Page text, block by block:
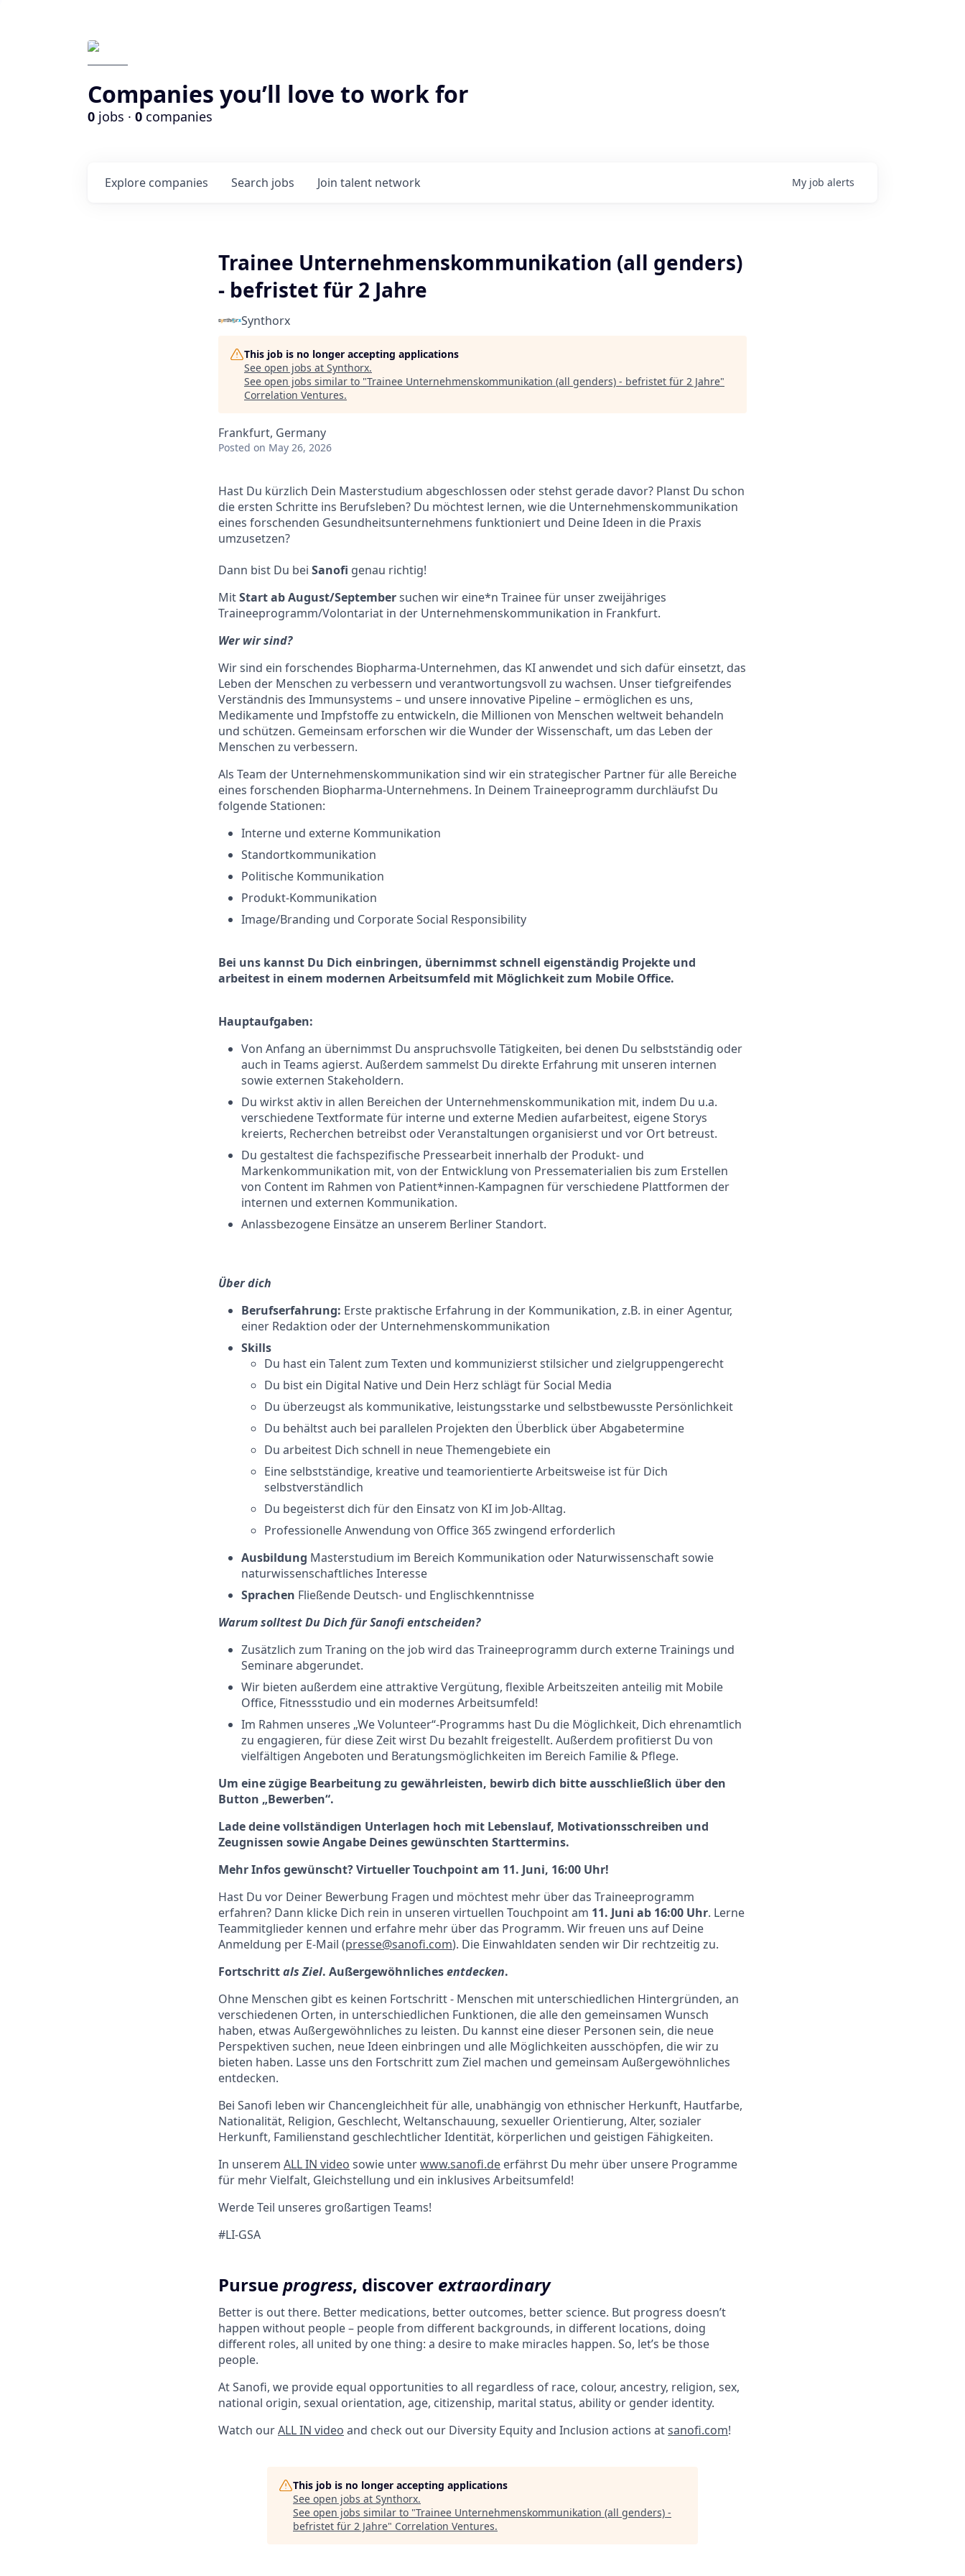
Companies you’ll love to work for
0 jobs · 0 companies
Search jobs
Explore companies Join talent network My job alerts
Trainee Unternehmenskommunikation (all genders)
- befristet für 2 Jahre
Synthorx
This job is no longer accepting applications
See open jobs at Synthorx.
See open jobs similar to "Trainee Unternehmenskommunikation (all genders) - befristet für 2 Jahre"
Correlation Ventures.
Frankfurt, Germany
Posted on May 26, 2026
Hast Du kürzlich Dein Masterstudium abgeschlossen oder stehst gerade davor? Planst Du schon
die ersten Schritte ins Berufsleben? Du möchtest lernen, wie die Unternehmenskommunikation
eines forschenden Gesundheitsunternehmens funktioniert und Deine Ideen in die Praxis
umzusetzen?
Dann bist Du bei Sanofi genau richtig!
MitStart ab August/Septembersuchen wir eine*n Trainee für unser zweijähriges
Traineeprogramm/Volontariat in der Unternehmenskommunikation in Frankfurt.
Wer wir sind?
Wir sind ein forschendes Biopharma-Unternehmen, das KI anwendet und sich dafür einsetzt, das
Leben der Menschen zu verbessern und verantwortungsvoll zu wachsen. Unser tiefgreifendes
Verständnis des Immunsystems – und unsere innovative Pipeline – ermöglichen es uns,
Medikamente und Impfstoffe zu entwickeln, die Millionen von Menschen weltweit behandeln
und schützen. Gemeinsam erforschen wir die Wunder der Wissenschaft, um das Leben der
Menschen zu verbessern.
Als Team der Unternehmenskommunikation sind wir ein strategischer Partner für alle Bereiche
eines forschenden Biopharma-Unternehmens. In Deinem Traineeprogramm durchläufst Du
folgende Stationen:
Interne und externe Kommunikation
Standortkommunikation
Politische Kommunikation
Produkt-Kommunikation
Image/Branding und Corporate Social Responsibility
Bei uns kannst Du Dich einbringen, übernimmst schnell eigenständig Projekte und
arbeitest in einem modernen Arbeitsumfeld mit Möglichkeit zum Mobile Office.
Hauptaufgaben:
Von Anfang an übernimmst Du anspruchsvolle Tätigkeiten, bei denen Du selbstständig oder
auch in Teams agierst. Außerdem sammelst Du direkte Erfahrung mit unseren internen
sowie externen Stakeholdern.
Du wirkst aktiv in allen Bereichen der Unternehmenskommunikation mit, indem Du u.a.
verschiedene Textformate für interne und externe Medien aufarbeitest, eigene Storys
kreierts, Recherchen betreibst oder Veranstaltungen organisierst und vor Ort betreust.
Du gestaltest die fachspezifische Pressearbeit innerhalb der Produkt- und
Markenkommunikation mit, von der Entwicklung von Pressematerialien bis zum Erstellen
von Content im Rahmen von Patient*innen-Kampagnen für verschiedene Plattformen der
internen und externen Kommunikation.
Anlassbezogene Einsätze an unserem Berliner Standort.
Über dich
Berufserfahrung: Erste praktische Erfahrung in der Kommunikation, z.B. in einer Agentur,
einer Redaktion oder der Unternehmenskommunikation
Skills
Du hast ein Talent zum Texten und kommunizierst stilsicher und zielgruppengerecht
Du bist ein Digital Native und Dein Herz schlägt für Social Media
Du überzeugst als kommunikative, leistungsstarke und selbstbewusste Persönlichkeit
Du behältst auch bei parallelen Projekten den Überblick über Abgabetermine
Du arbeitest Dich schnell in neue Themengebiete ein
Eine selbstständige, kreative und teamorientierte Arbeitsweise ist für Dich
selbstverständlich
Du begeisterst dich für den Einsatz von KI im Job-Alltag.
Professionelle Anwendung von Office 365 zwingend erforderlich
Ausbildung Masterstudium im Bereich Kommunikation oder Naturwissenschaft sowie
naturwissenschaftliches Interesse
Sprachen Fließende Deutsch- und Englischkenntnisse
Warum solltest Du Dich für Sanofi entscheiden?
Zusätzlich zum Traning on the job wird das Traineeprogramm durch externe Trainings und
Seminare abgerundet.
Wir bieten außerdem eine attraktive Vergütung, flexible Arbeitszeiten anteilig mit Mobile
Office, Fitnessstudio und ein modernes Arbeitsumfeld!
Im Rahmen unseres „We Volunteer“-Programms hast Du die Möglichkeit, Dich ehrenamtlich
zu engagieren, für diese Zeit wirst Du bezahlt freigestellt. Außerdem profitierst Du von
vielfältigen Angeboten und Beratungsmöglichkeiten im Bereich Familie & Pflege.
Um eine zügige Bearbeitung zu gewährleisten, bewirbdich bitte ausschließlich über den
Button „Bewerben“.
Ladedeine vollständigen Unterlagen hoch mit Lebenslauf, Motivationsschreiben und
Zeugnissen sowie Angabe Deines gewünschten Starttermins.
Mehr Infos gewünscht? Virtueller Touchpoint am 11. Juni, 16:00 Uhr!
Hast Du vor Deiner Bewerbung Fragen und möchtest mehr über das Traineeprogramm
erfahren? Dann klicke Dich rein in unseren virtuellen Touchpoint am 11. Juni ab 16:00 Uhr. Lerne
Teammitglieder kennen und erfahre mehr über das Programm. Wir freuen uns auf Deine
Anmeldung per E-Mail (presse@sanofi.com). Die Einwahldaten senden wir Dir rechtzeitig zu.
Fortschrittals Ziel. Außergewöhnlichesentdecken.
Ohne Menschen gibt es keinen Fortschritt - Menschen mit unterschiedlichen Hintergründen, an
verschiedenen Orten, in unterschiedlichen Funktionen, die alle den gemeinsamen Wunsch
haben, etwas Außergewöhnliches zu leisten. Du kannst eine dieser Personen sein, die neue
Perspektiven suchen, neue Ideen einbringen und alle Möglichkeiten ausschöpfen, die wir zu
bieten haben. Lasse uns den Fortschritt zum Ziel machen und gemeinsam Außergewöhnliches
entdecken.
Bei Sanofi leben wir Chancengleichheit für alle, unabhängig von ethnischer Herkunft, Hautfarbe,
Nationalität, Religion, Geschlecht, Weltanschauung, sexueller Orientierung, Alter, sozialer
Herkunft, Familienstand geschlechtlicher Identität, körperlichen und geistigen Fähigkeiten.
In unserem ALL IN video sowie unterwww.sanofi.de erfährst Du mehr über unsere Programme
für mehr Vielfalt, Gleichstellung und ein inklusives Arbeitsumfeld!
Werde Teil unseres großartigen Teams!
#LI-GSA
Pursueprogress, discover extraordinary
Better is out there. Better medications, better outcomes, better science. But progress doesn’t
happen without people – people from different backgrounds, in different locations, doing
different roles, all united by one thing: a desire to make miracles happen. So, let’s be those
people.
At Sanofi, we provide equal opportunities to all regardless of race, colour, ancestry, religion, sex,
national origin, sexual orientation, age, citizenship, marital status, ability or gender identity.
Watch ourALL IN video and check out our Diversity Equity and Inclusion actions atsanofi.com!
This job is no longer accepting applications
See open jobs at Synthorx.
See open jobs similar to "Trainee Unternehmenskommunikation (all genders) -
befristet für 2 Jahre" Correlation Ventures.